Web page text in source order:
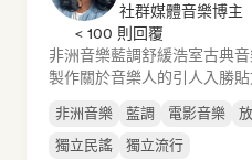
社群媒體音樂博主
< 100 則回覆
非洲音樂藍調舒緩浩室古典
製作關於音樂人的引人入勝
非洲音樂 藍調 電影音樂
獨立民謠
獨立流行